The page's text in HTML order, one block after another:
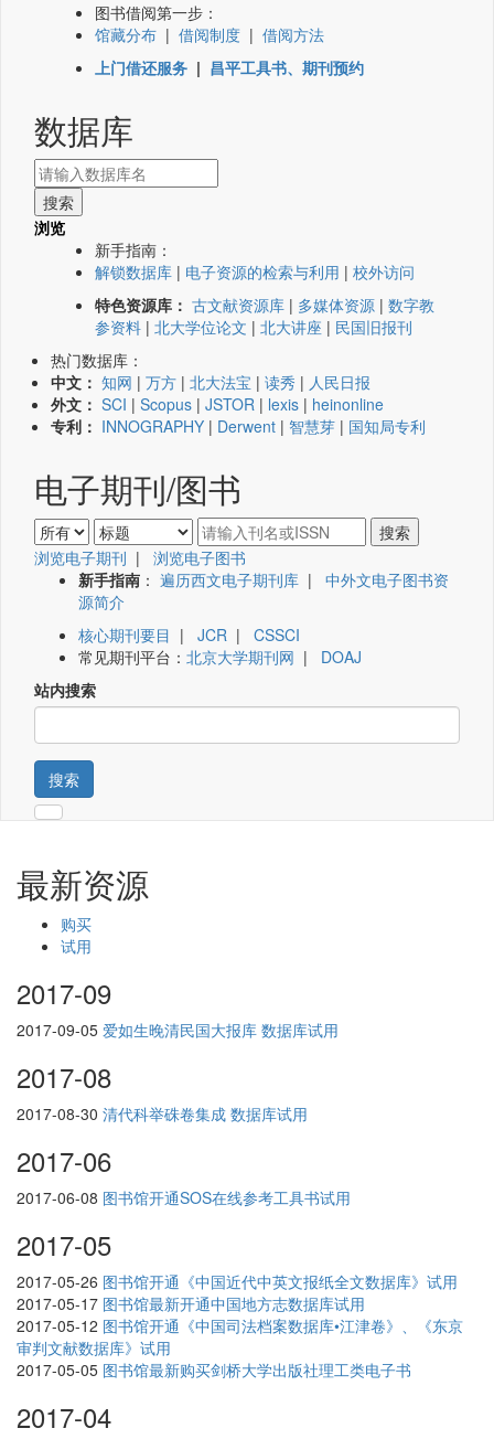
图书借阅第一步：
馆藏分布 | 借阅制度 | 借阅方法
上门借还服务 | 昌平工具书、期刊预约
数据库
浏览
新手指南：
解锁数据库 | 电子资源的检索与利用 | 校外访问
特色资源库： 古文献资源库 | 多媒体资源 | 数字教
参资料 | 北大学位论文 | 北大讲座 | 民国旧报刊
热门数据库：
中文： 知网 | 万方 | 北大法宝 | 读秀 | 人民日报
外文： SCI | Scopus | JSTOR | lexis | heinonline
专利： INNOGRAPHY | Derwent | 智慧芽 | 国知局专利
电子期刊/图书
浏览电子期刊 | 浏览电子图书
新手指南 ： 遍历西文电子期刊库 | 中外文电子图书资
源简介
核心期刊要目 | JCR | CSSCI
常见期刊平台： 北京大学期刊网 | DOAJ
站内搜索
搜索
最新资源
购买
试用
2017-09
2017-09-05 爱如生晚清民国大报库 数据库试用
2017-08
2017-08-30 清代科举硃卷集成 数据库试用
2017-06
2017-06-08 图书馆开通SOS在线参考工具书试用
2017-05
2017-05-26 图书馆开通《中国近代中英文报纸全文数据库》试用
2017-05-17 图书馆最新开通中国地方志数据库试用
2017-05-12 图书馆开通《中国司法档案数据库•江津卷》、《东京
审判文献数据库》试用
2017-05-05 图书馆最新购买剑桥大学出版社理工类电子书
2017-04